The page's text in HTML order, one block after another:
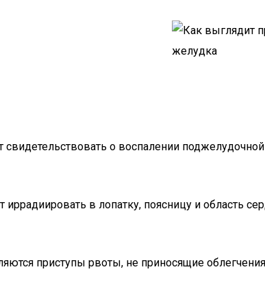
свидетельствовать о воспалении
в лопатку, поясницу и область
приступы рвоты, не приносящие облегчения,